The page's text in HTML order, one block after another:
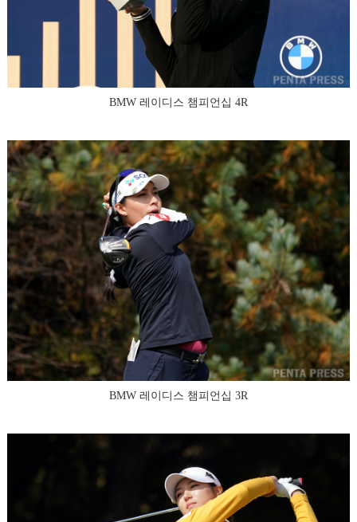
BMW 레이디스 챔피언십 4R
BMW 레이디스 챔피언십 3R